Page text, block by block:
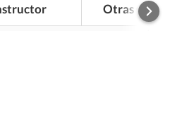
Otras